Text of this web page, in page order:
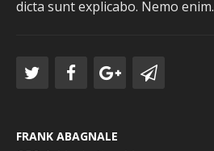
dicta sunt explicabo. Nemo enim.
FRANK ABAGNALE